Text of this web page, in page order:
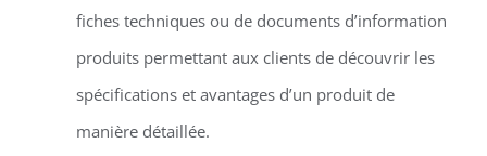
fiches techniques ou de documents d’information
produits permettant aux clients de découvrir les
spécifications et avantages d’un produit de
manière détaillée.